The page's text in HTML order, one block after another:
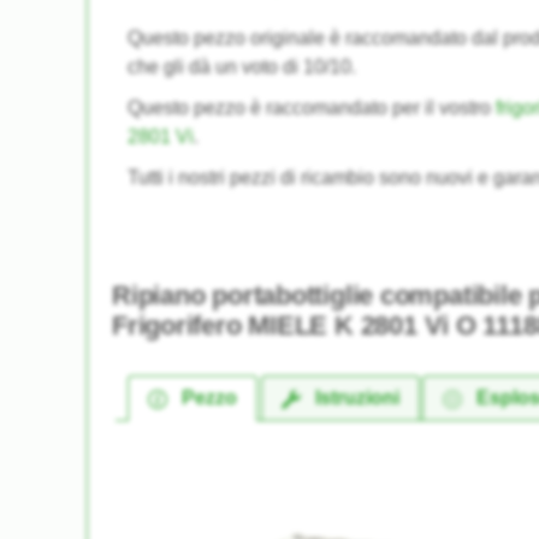
Questo pezzo originale è raccomandato dal
che gli dà un voto di 10/10.
Questo pezzo è raccomandato per il vostro
2801 Vi.
Tutti i nostri pezzi di ricambio sono nuovi e
Ripiano portabottiglie compatibile
Frigorifero MIELE K 2801 Vi O
Pezzo Istruzioni